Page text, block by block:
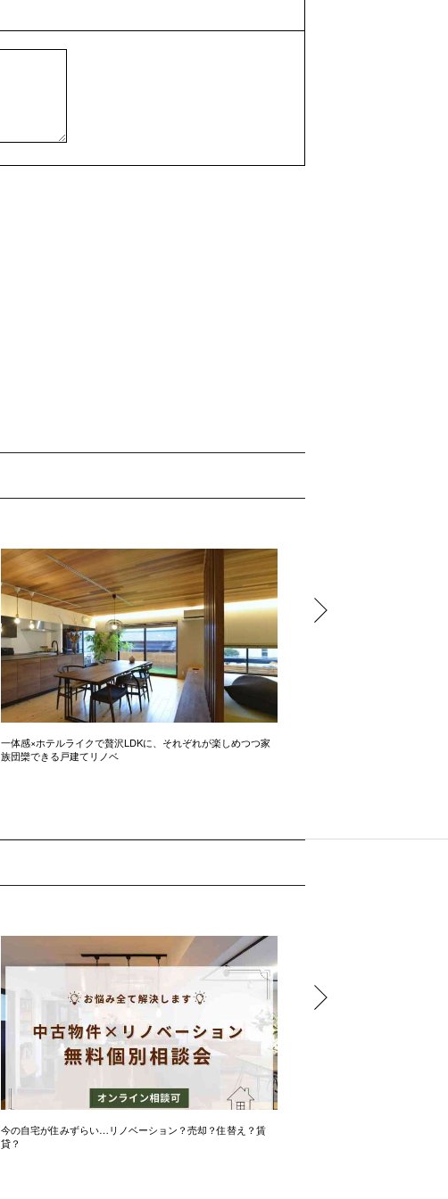
一体感×ホテルライクで贅沢LDKに、それぞれが楽しめつつ家
族団欒できる戸建てリノベ
今の自宅が住みずらい…リノベーション？売却？住替え？賃
貸？